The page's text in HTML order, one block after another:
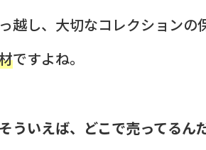
越し、大切なコレクションの
ですよね。
そういえば、どこで売ってるん